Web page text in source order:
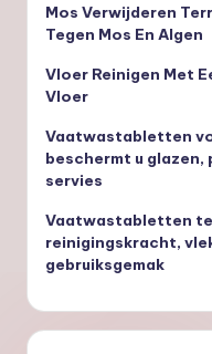
Mos Verwijderen
Tegen Mos En Algen
Vloer Reinigen Met
Vloer
Vaatwastabletten
beschermt u
servies
Vaatwastabletten
reinigingskracht,
gebruiksgemak